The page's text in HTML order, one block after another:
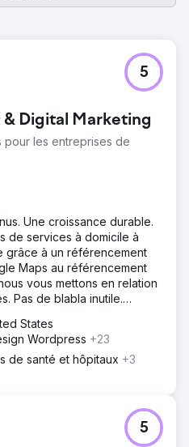
& Digital Marketing
pour les entreprises de
5
Une croissance durable.
de services à domicile à
grâce à un référencement
Maps au référencement
vous mettons en relation
Pas de blabla inutile.
States
Wordpress +23
de santé et hôpitaux +3
5